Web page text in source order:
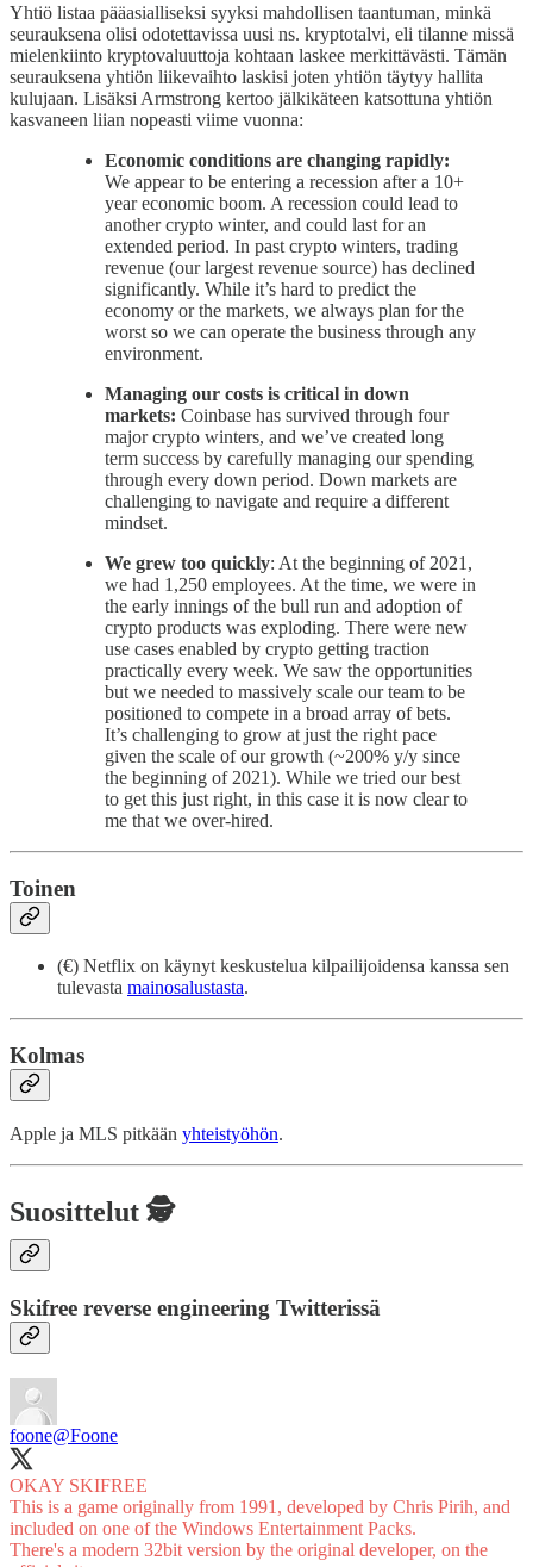
Yhtiö listaa pääasialliseksi syyksi mahdollisen taantuman, minkä
seurauksena olisi odotettavissa uusi ns. kryptotalvi, eli tilanne missä
mielenkiinto kryptovaluuttoja kohtaan laskee merkittävästi. Tämän
seurauksena yhtiön liikevaihto laskisi joten yhtiön täytyy hallita
kulujaan. Lisäksi Armstrong kertoo jälkikäteen katsottuna yhtiön
kasvaneen liian nopeasti viime vuonna:
Economic conditions are changing rapidly:
We appear to be entering a recession after a 10+
year economic boom. A recession could lead to
another crypto winter, and could last for an
extended period. In past crypto winters, trading
revenue (our largest revenue source) has declined
significantly. While it’s hard to predict the
economy or the markets, we always plan for the
worst so we can operate the business through any
environment.
Managing our costs is critical in down
markets: Coinbase has survived through four
major crypto winters, and we’ve created long
term success by carefully managing our spending
through every down period. Down markets are
challenging to navigate and require a different
mindset.
We grew too quickly: At the beginning of 2021,
we had 1,250 employees. At the time, we were in
the early innings of the bull run and adoption of
crypto products was exploding. There were new
use cases enabled by crypto getting traction
practically every week. We saw the opportunities
but we needed to massively scale our team to be
positioned to compete in a broad array of bets.
It’s challenging to grow at just the right pace
given the scale of our growth (~200% y/y since
the beginning of 2021). While we tried our best
to get this just right, in this case it is now clear to
me that we over-hired.
Toinen
(€) Netflix on käynyt keskustelua kilpailijoidensa kanssa sen
tulevasta mainosalustasta.
Kolmas
Apple ja MLS pitkään yhteistyöhön.
Suosittelut 🕵️
Skifree reverse engineering Twitterissä
foone@Foone
OKAY SKIFREE
This is a game originally from 1991, developed by Chris Pirih, and
included on one of the Windows Entertainment Packs.
There's a modern 32bit version by the original developer, on the